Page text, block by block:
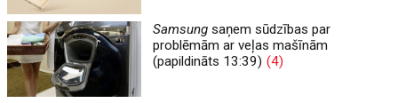
Samsung saņem sūdzības par
problēmām ar veļas mašīnām
(papildināts 13:39) (4)